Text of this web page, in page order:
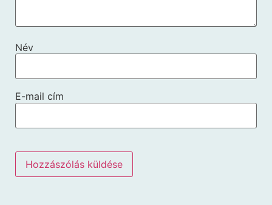
Név
E-mail cím